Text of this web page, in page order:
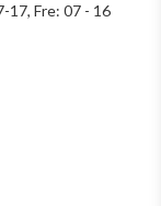
Fre: 07 - 16